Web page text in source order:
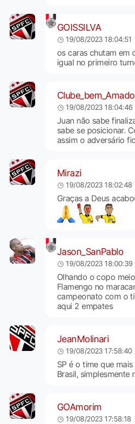
GOISSILVA
19/08/2023 18:04:51
os caras chutam em
igual no primeiro
Clube_bem_Amado
19/08/2023 18:04:46
Juan não sabe
sabe se posicionar.
assim o adversário
Mirazi
19/08/2023 18:02:48
Graças a Deus
Jason_SanPablo
19/08/2023 18:00:39
Olhando o copo
Flamengo no
campeonato com o
aqui 2 empates
JeanMolinari
19/08/2023 17:58:40
SP é o time que
Brasil, simplesmente
GOAmorim
19/08/2023 17:58:18